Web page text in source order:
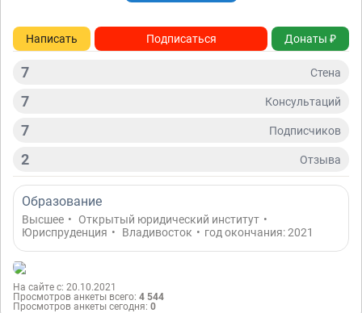
Написать Подписаться Донаты ₽
7 Стена
7 Консультаций
7 Подписчиков
2 Отзывa
Образование
Высшее • Открытый юридический институт •
Юриспруденция • Владивосток • год окончания: 2021
На сайте с: 20.10.2021
Просмотров анкеты всего: 4 544
Просмотров анкеты сегодня: 0